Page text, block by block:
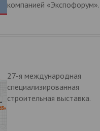
компанией «Экспофорум».
27-я международная
специализированная
строительная выставка.